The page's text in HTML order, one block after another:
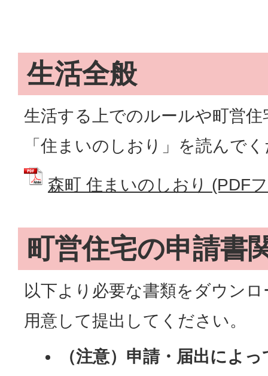
生活全般
生活する上でのルールや町営
「住まいのしおり」を読んで
森町 住まいのしおり (PDF
町営住宅の申請書
以下より必要な書類をダウン
用意して提出してください。
（注意）申請・届出によ